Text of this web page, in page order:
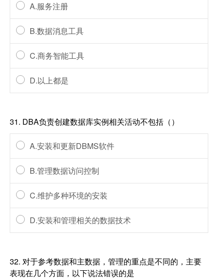
A.服务注册
B.数据消息工具
C.商务智能工具
D.以上都是
31. DBA负责创建数据库实例相关活动不包括（）
A.安装和更新DBMS软件
B.管理数据访问控制
C.维护多种环境的安装
D.安装和管理相关的数据技术
32. 对于参考数据和主数据，管理的重点是不同的，主要
表现在几个方面，以下说法错误的是